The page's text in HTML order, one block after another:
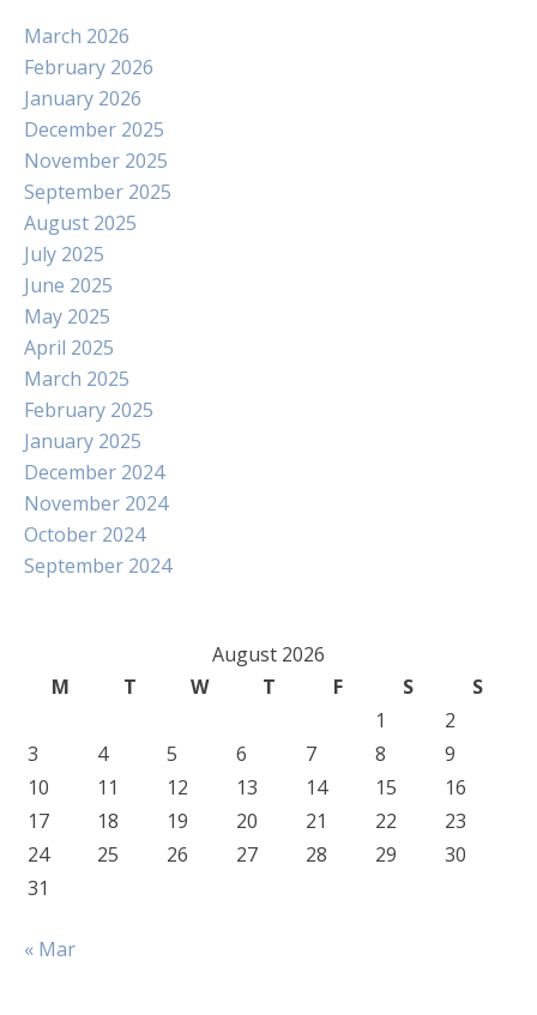
March 2026
February 2026
January 2026
December 2025
November 2025
September 2025
August 2025
July 2025
June 2025
May 2025
April 2025
March 2025
February 2025
January 2025
December 2024
November 2024
October 2024
September 2024
August 2026
M
T W T F S
S
1
2
3
4 5 6 7 8
9
10
11 12 13 14 15
16
17
18 19 20 21 22
23
24
25 26 27 28 29
30
31
« Mar